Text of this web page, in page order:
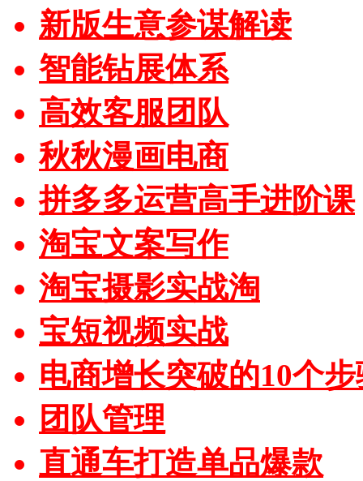
新版生意参谋解读
智能钻展体系
高效客服团队
秋秋漫画电商
拼多多运营高手进阶课
淘宝文案写作
淘宝摄影实战淘
宝短视频实战
电商增长突破的10个
团队管理
直通车打造单品爆款